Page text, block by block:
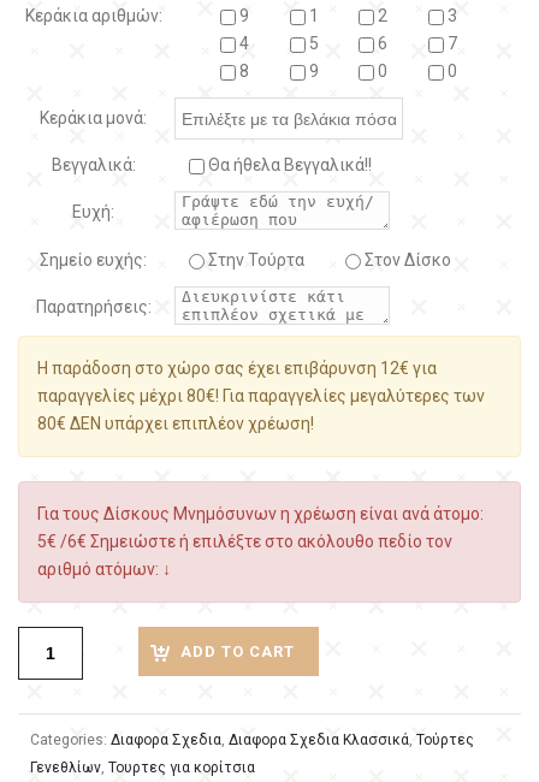
Κεράκια αριθμών:
9
1 2
3
4
5 6
7
8
9 0 0
Κεράκια μονά:
Βεγγαλικά: Θα ήθελα Βεγγαλικά!!
Ευχή:
Σημείο ευχής: Στην Τούρτα Στον Δίσκο
Παρατηρήσεις:
Η παράδοση στο χώρο σας έχει επιβάρυνση 12€ για
παραγγελίες μέχρι 80€! Για παραγγελίες μεγαλύτερες των
80€ ΔΕΝ υπάρχει επιπλέον χρέωση!
Για τους Δίσκους Μνημόσυνων η χρέωση είναι ανά άτομο:
5€ /6€ Σημειώστε ή επιλέξτε στο ακόλουθο πεδίο τον
αριθμό ατόμων: ↓
ADD TO CART
Categories: Διαφορα Σχεδια, Διαφορα Σχεδια Κλασσικά, Τούρτες
Γενεθλίων, Τουρτες για κορίτσια